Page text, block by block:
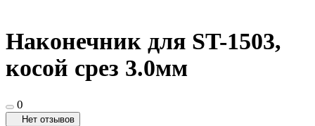
Наконечник для ST-1503,
косой срез 3.0мм
0
Нет отзывов